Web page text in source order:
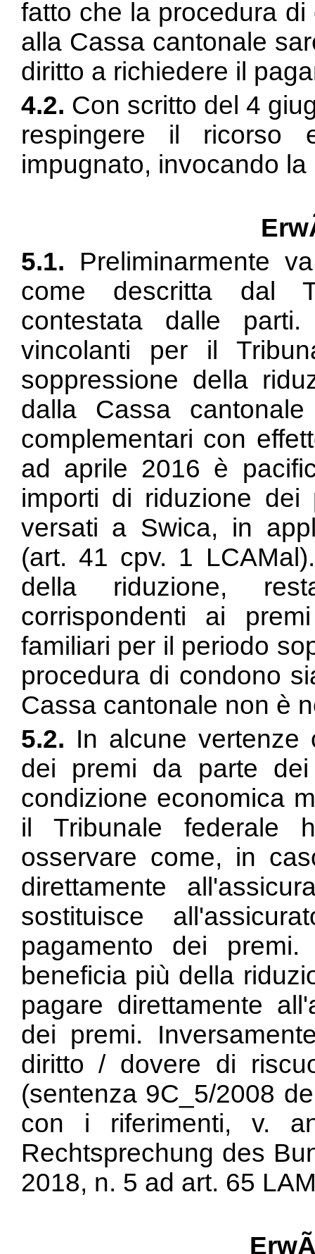
fatto che la procedura
alla Cassa cantonale
diritto a richiedere il
4.2. Con scritto del 4
respingere il ricorso
impugnato, invocando
5.1. Preliminarmente
come descritta dal
contestata dalle
vincolanti per il
soppressione della
dalla Cassa
complementari con
ad aprile 2016 è
importi di riduzione dei
versati a Swica, in
(art. 41 cpv. 1
della riduzione,
corrispondenti ai
familiari per il periodo
procedura di condono
Cassa cantonale non è
5.2. In alcune vertenze
dei premi da parte
condizione economica
il Tribunale federale
osservare come, in
direttamente
sostituisce
pagamento dei
beneficia più della
pagare direttamente
dei premi.
diritto / dovere di
(sentenza 9C_5/2008
con i riferimenti, v.
Rechtsprechung des
2018, n. 5 ad art. 65